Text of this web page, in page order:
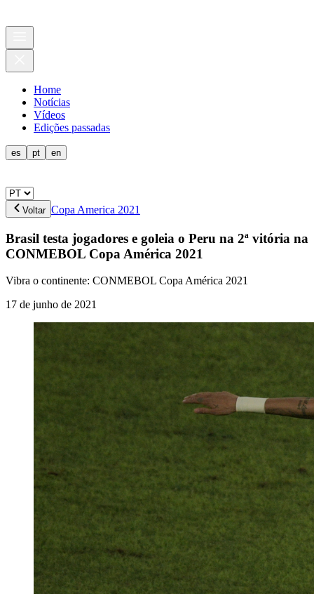
Home
Notícias
Vídeos
Edições passadas
es pt en
Voltar Copa America 2021
Brasil testa jogadores e goleia o Peru na 2ª vitória na
CONMEBOL Copa América 2021
Vibra o continente: CONMEBOL Copa América 2021
17 de junho de 2021